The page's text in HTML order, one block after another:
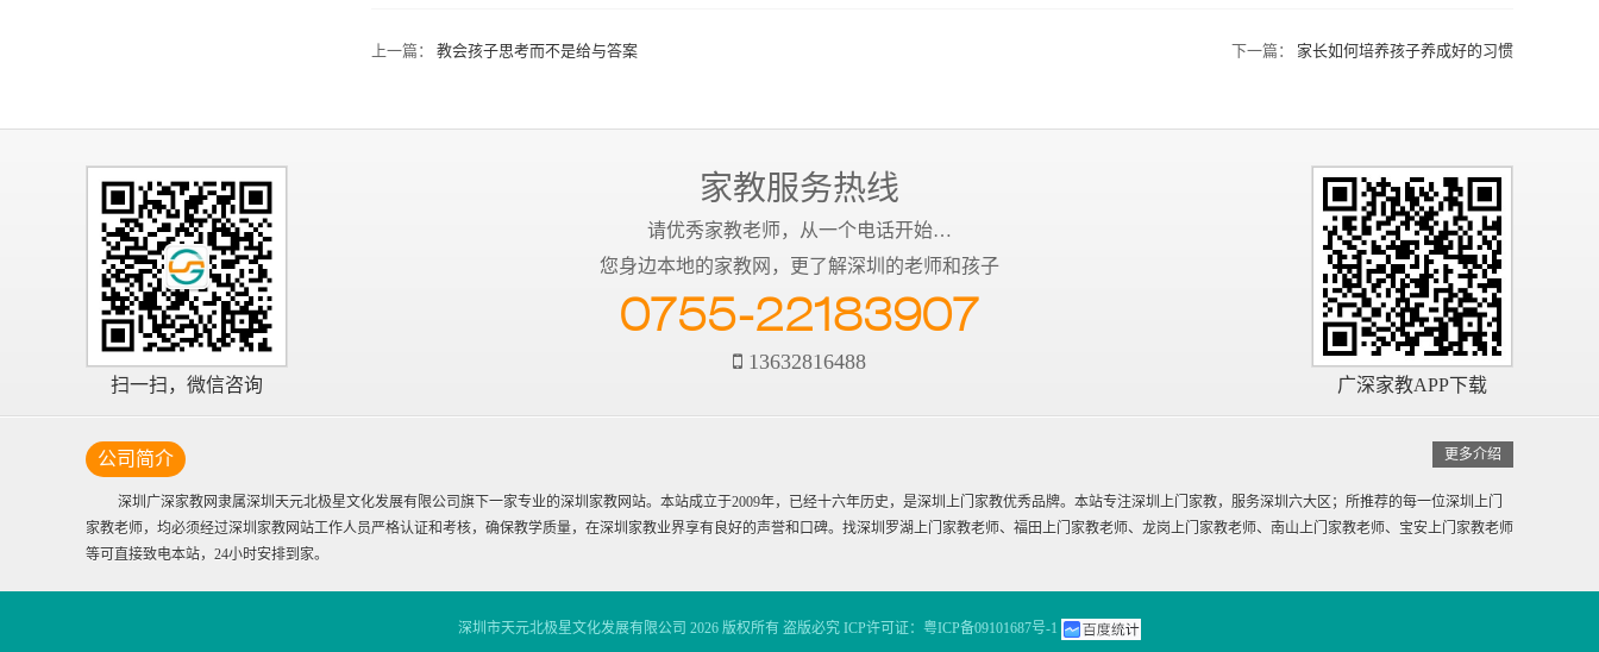
上一篇： 教会孩子思考而不是给与答案 下一篇： 家长如何培养孩子养成好的习惯
扫一扫，微信咨询
家教服务热线
请优秀家教老师，从一个电话开始…
您身边本地的家教网，更了解深圳的老师和孩子
0755-22183907
13632816488
广深家教APP下载
公司简介 更多介绍
深圳广深家教网隶属深圳天元北极星文化发展有限公司旗下一家专业的深圳家教网站。本站成立于2009年，已经十六年历史，是深圳上门家教优秀品牌。本站专注深圳上门家教，服务深圳六大区；所推荐的每一位深圳上门
家教老师，均必须经过深圳家教网站工作人员严格认证和考核，确保教学质量，在深圳家教业界享有良好的声誉和口碑。找深圳罗湖上门家教老师、福田上门家教老师、龙岗上门家教老师、南山上门家教老师、宝安上门家教老师
等可直接致电本站，24小时安排到家。
深圳市天元北极星文化发展有限公司 2026 版权所有 盗版必究 ICP许可证： 粤ICP备09101687号-1